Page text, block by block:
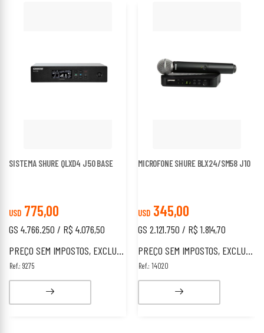
SISTEMA SHURE QLXD4 J50 BASE
USD 775,00
GS 4.766.250 / R$ 4.076,50
PREÇO SEM IMPOSTOS, EXCLUSIVO PARA ESTRANGEIROS.
Ref.: 9275
MICROFONE SHURE BLX24/SM58 J10
USD 345,00
GS 2.121.750 / R$ 1.814,70
PREÇO SEM IMPOSTOS, EXCLUSIVO PARA ESTRANGEIROS.
Ref.: 14020